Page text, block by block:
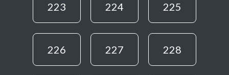
223 224 225
226 227 228